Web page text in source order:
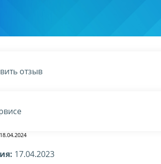
отзыв
17.04.2023